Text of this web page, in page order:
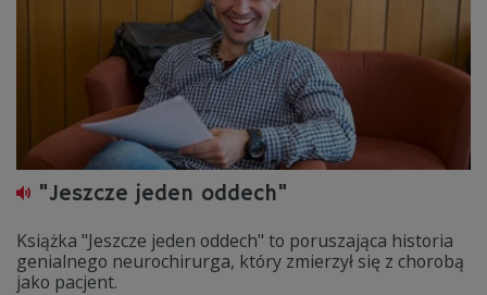
"Jeszcze jeden oddech"
Książka "Jeszcze jeden oddech" to poruszająca historia
genialnego neurochirurga, który zmierzył się z chorobą
jako pacjent.